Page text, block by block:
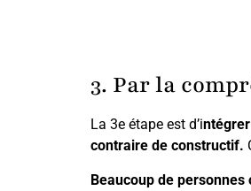
3. Par la
La 3e étape est d’i
contraire de constructif.
Beaucoup de